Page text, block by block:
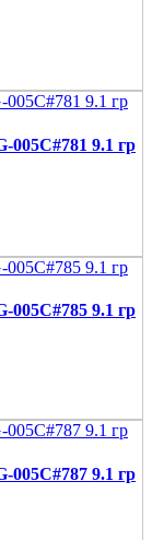
005C#781 9.1 гр
005C#785 9.1 гр
005C#787 9.1 гр